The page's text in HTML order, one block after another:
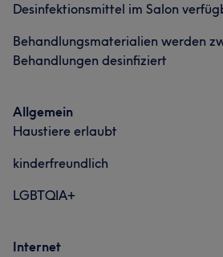
Desinfektionsmittel im Salon
Behandlungsmaterialien werden
Behandlungen desinfiziert
Allgemein
Haustiere erlaubt
kinderfreundlich
LGBTQIA+
Internet